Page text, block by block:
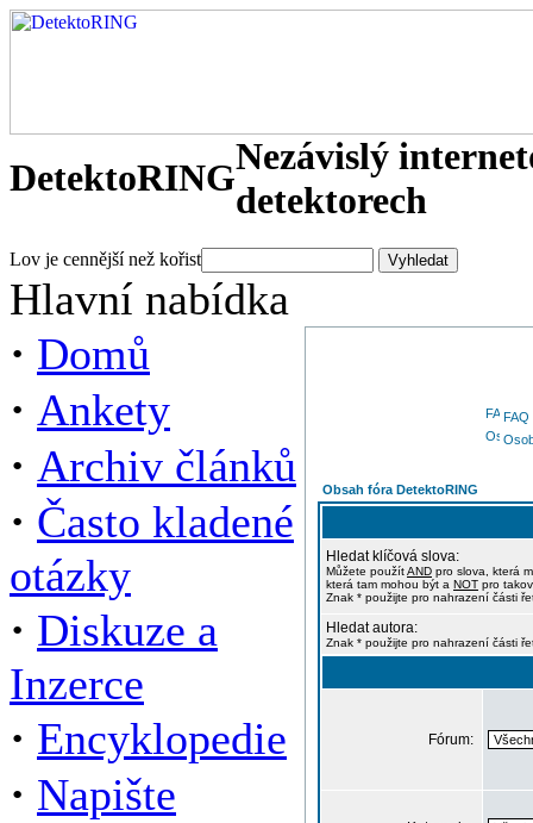
DetektoRINGNezávislý
detektorech
Lov je cennější než kořist
Hlavní nabídka
· Domů
· Ankety
· Archiv článků
· Často kladené
otázky
· Diskuze a
Inzerce
· Encyklopedie
· Napište
FAQ
Obsah fóra DetektoRING
Hledat klíčová slova:
Můžete použítAND pro slova, která
která tam mohou být a NOT pro
Znak * použijte pro nahrazení části
Hledat autora:
Znak * použijte pro nahrazení části
Fórum: